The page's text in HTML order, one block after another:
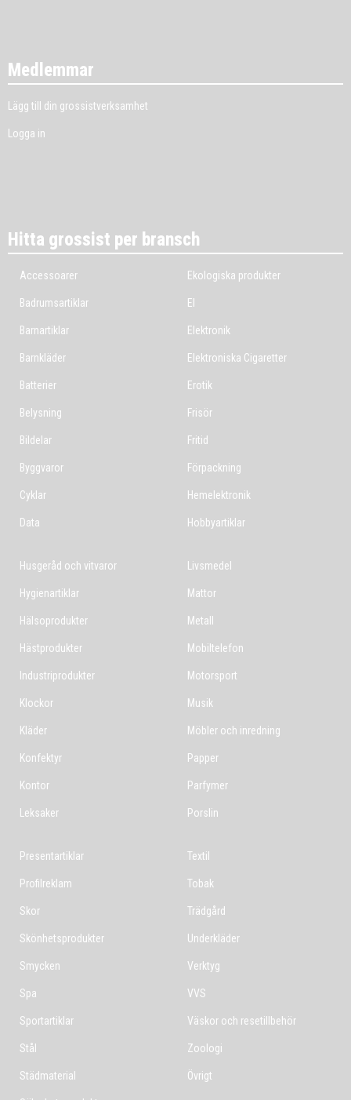
Medlemmar
Lägg till din grossistverksamhet
Logga in
Hitta grossist per bransch
Accessoarer
Badrumsartiklar
Barnartiklar
Barnkläder
Batterier
Belysning
Bildelar
Byggvaror
Cyklar
Data
Ekologiska produkter
El
Elektronik
Elektroniska Cigaretter
Erotik
Frisör
Fritid
Förpackning
Hemelektronik
Hobbyartiklar
Husgeråd och vitvaror
Hygienartiklar
Hälsoprodukter
Hästprodukter
Industriprodukter
Klockor
Kläder
Konfektyr
Kontor
Leksaker
Livsmedel
Mattor
Metall
Mobiltelefon
Motorsport
Musik
Möbler och inredning
Papper
Parfymer
Porslin
Presentartiklar
Profilreklam
Skor
Skönhetsprodukter
Smycken
Spa
Sportartiklar
Stål
Städmaterial
Textil
Tobak
Trädgård
Underkläder
Verktyg
VVS
Väskor och resetillbehör
Zoologi
Övrigt